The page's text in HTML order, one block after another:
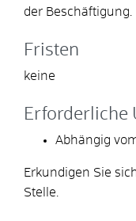
der Beschäftigung.
Fristen
keine
Erforderliche
Abhängig
Erkundigen Sie
Stelle.